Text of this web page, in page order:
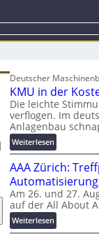
Deutscher
KMU in der
Die leichte
verflogen. Im
Anlagenbau
Weiterlesen:
K
M
U
i
n
d
e
AAA Zürich:
Am 26. und 27.
auf der All About
Weiterlesen:
A